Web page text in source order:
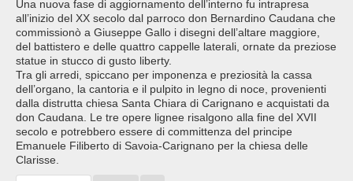
Una nuova fase di aggiornamento dell’interno fu intrapresa
all’inizio del XX secolo dal parroco don Bernardino Caudana che
commissionò a Giuseppe Gallo i disegni dell’altare maggiore,
del battistero e delle quattro cappelle laterali, ornate da preziose
statue in stucco di gusto liberty.
Tra gli arredi, spiccano per imponenza e preziosità la cassa
dell’organo, la cantoria e il pulpito in legno di noce, provenienti
dalla distrutta chiesa Santa Chiara di Carignano e acquistati da
don Caudana. Le tre opere lignee risalgono alla fine del XVII
secolo e potrebbero essere di committenza del principe
Emanuele Filiberto di Savoia-Carignano per la chiesa delle
Clarisse.